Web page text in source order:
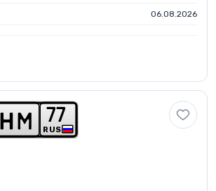
06.08.2026
h m RUS
7 7